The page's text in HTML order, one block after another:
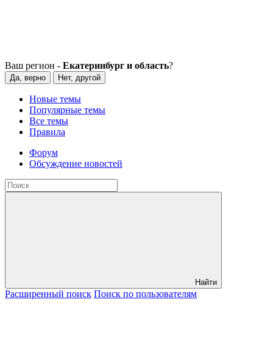
Ваш регион - Екатеринбург и область?
Да, верно Нет, другой
Новые темы
Популярные темы
Все темы
Правила
Форум
Обсуждение новостей
Найти
Расширенный поиск Поиск по пользователям